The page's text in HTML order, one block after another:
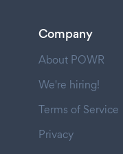
Company
About POWR
We're hiring!
Terms of Service
Privacy